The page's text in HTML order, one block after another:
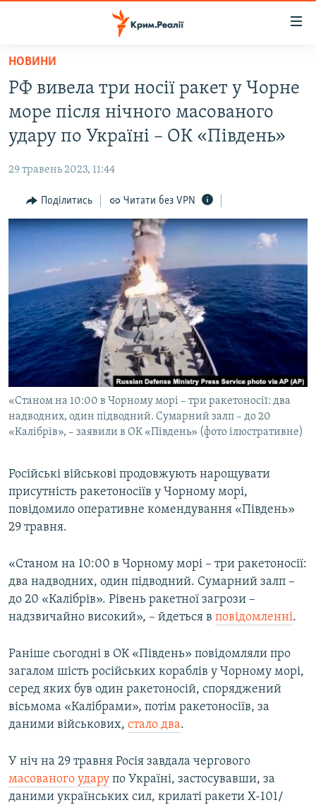
Перейти
основного
матеріалу
Перейти
до
основної
навігації
Перейти
до
пошуку
ВІДЕО ТА ФОТО
БЛОГИ
ПОГЛЯД
ІНТЕРВ'Ю
СПЕЦПРОЕКТИ
ДЕПОРТАЦІЯ
ВІДЕОУРОКИ «ELIFBE»
СВІДЧЕННЯ ОКУПАЦІЇ
УКРАЇНСЬКА ПРОБЛЕМА КРИМУ
ІНФОГРАФІКА
ЯК ОБІЙТИ БЛОКУВАННЯ
Русский
Qırımtatar
ДОЛУЧАЙСЯ!
Усі сайти RFE/RL
НОВИНИ
РФ вивела три носії ракет у Чорне
море після нічного масованого
удару по Україні – ОК «Південь»
29 травень 2023, 11:44
Поділитись Читати без VPN
«Станом на 10:00 в Чорному морі – три ракетоносії: два
надводних, один підводний. Сумарний залп – до 20
«Калібрів», – заявили в ОК «Південь» (фото ілюстративне)
Російські військові продовжують нарощувати
присутність ракетоносіїв у Чорному морі,
повідомило оперативне комендування «Південь»
29 травня.
«Станом на 10:00 в Чорному морі – три ракетоносії:
два надводних, один підводний. Сумарний залп –
до 20 «Калібрів». Рівень ракетної загрози –
надзвичайно високий», – йдеться в повідомленні.
Раніше сьогодні в ОК «Південь» повідомляли про
загалом шість російських кораблів у Чорному морі,
серед яких був один ракетоносій, споряджений
вісьмома «Калібрами», потім ракетоносіїв, за
даними військових, стало два.
У ніч на 29 травня Росія завдала чергового
масованого удару по Україні, застосувавши, за
даними українських сил, крилаті ракети Х-101/